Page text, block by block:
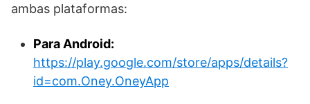
ambas plataformas:
Para Android:
https://play.google.com/store/apps/details?
id=com.Oney.OneyApp